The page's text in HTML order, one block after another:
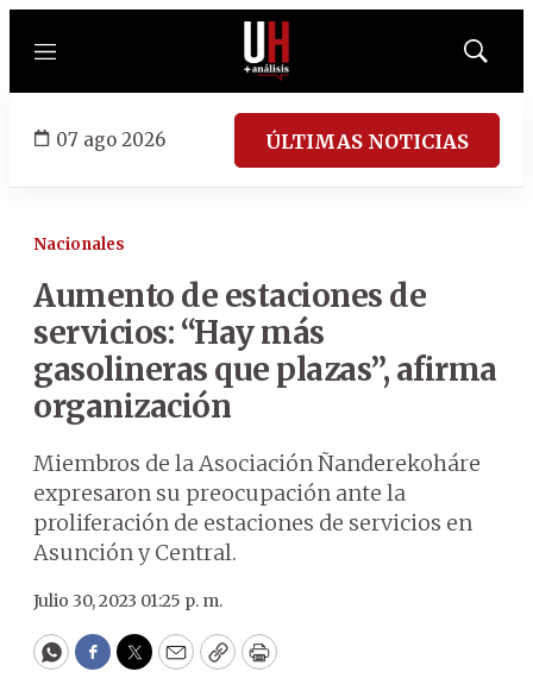
Menú
Mostrar
07 ago 2026 ÚLTIMAS NOTICIAS
Nacionales
Aumento de estaciones de
servicios: “Hay más
gasolineras que plazas”, afirma
organización
Miembros de la Asociación Ñanderekoháre
expresaron su preocupación ante la
proliferación de estaciones de servicios en
Asunción y Central.
Julio 30, 2023 01:25 p. m.
WhatsApp
Facebook
Twitter
EmailCopyPrint